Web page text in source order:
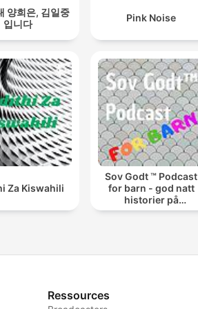
양희은, 김일중
입니다
Pink Noise
Za Kiswahili
Sov Godt ™ Podcast
for barn - god natt
historier på
sengekanten
Ressources